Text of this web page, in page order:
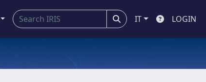
IT LOGIN